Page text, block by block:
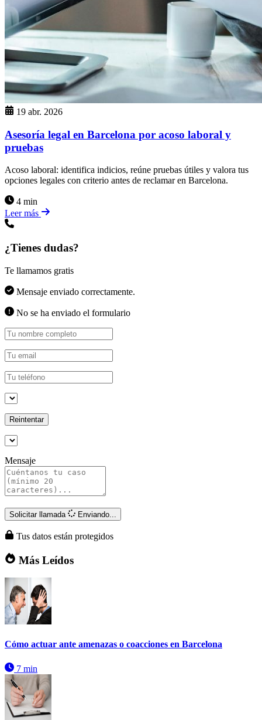
19 abr. 2026
Asesoría legal en Barcelona por acoso laboral y
pruebas
Acoso laboral: identifica indicios, reúne pruebas útiles y valora tus
opciones legales con criterio antes de reclamar en Barcelona.
4 min
Leer más
¿Tienes dudas?
Te llamamos gratis
Mensaje enviado correctamente.
No se ha enviado el formulario
Reintentar
Mensaje
Solicitar llamada Enviando...
Tus datos están protegidos
Más Leídos
Cómo actuar ante amenazas o coacciones en Barcelona
7 min